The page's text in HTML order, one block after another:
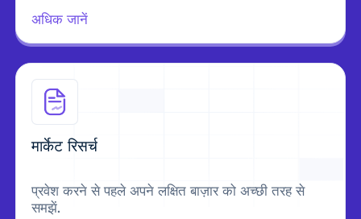
अधिक जानें
मार्केट रिसर्च
प्रवेश करने से पहले अपने लक्षित बाज़ार को अच्छी तरह से
समझें.